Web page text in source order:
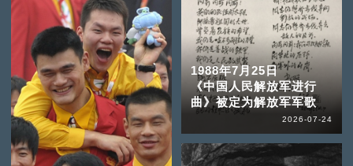
1988年7月25日
《中国人民解放军进行
曲》被定为解放军军歌
2026-07-24